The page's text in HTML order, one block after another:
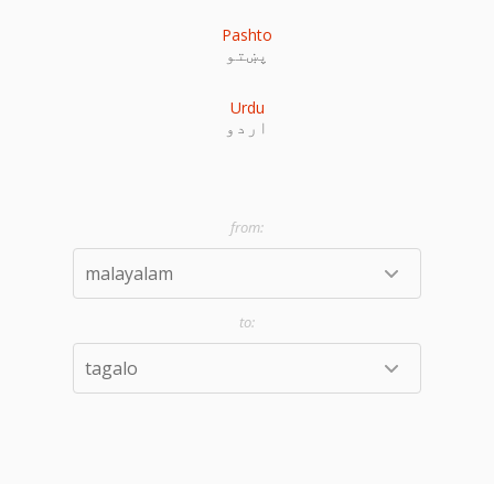
Pashto
پښتو
Urdu
اردو